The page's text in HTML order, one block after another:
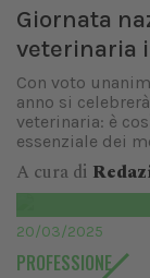
Giornata
veterinaria
Con voto
anno si
veterinaria: è
essenziale dei
A cura di
20/03/2025
PROFESSIONE